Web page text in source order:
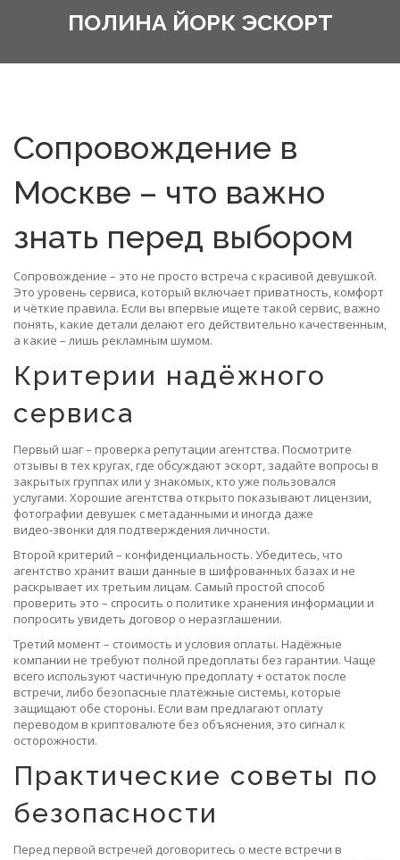
ПОЛИНА ЙОРК ЭСКОРТ
Сопровождение в
Москве – что важно
знать перед выбором
Сопровождение – это не просто встреча с красивой девушкой.
Это уровень сервиса, который включает приватность, комфорт
и чёткие правила. Если вы впервые ищете такой сервис, важно
понять, какие детали делают его действительно качественным,
а какие – лишь рекламным шумом.
Критерии надёжного
сервиса
Первый шаг – проверка репутации агентства. Посмотрите
отзывы в тех кругах, где обсуждают эскорт, задайте вопросы в
закрытых группах или у знакомых, кто уже пользовался
услугами. Хорошие агентства открыто показывают лицензии,
фотографии девушек с метаданными и иногда даже
видео‑звонки для подтверждения личности.
Второй критерий – конфиденциальность. Убедитесь, что
агентство хранит ваши данные в шифрованных базах и не
раскрывает их третьим лицам. Самый простой способ
проверить это – спросить о политике хранения информации и
попросить увидеть договор о неразглашении.
Третий момент – стоимость и условия оплаты. Надёжные
компании не требуют полной предоплаты без гарантии. Чаще
всего используют частичную предоплату + остаток после
встречи, либо безопасные платёжные системы, которые
защищают обе стороны. Если вам предлагают оплату
переводом в криптовалюте без объяснения, это сигнал к
осторожности.
Практические советы по
безопасности
Перед первой встречей договоритесь о месте встречи в